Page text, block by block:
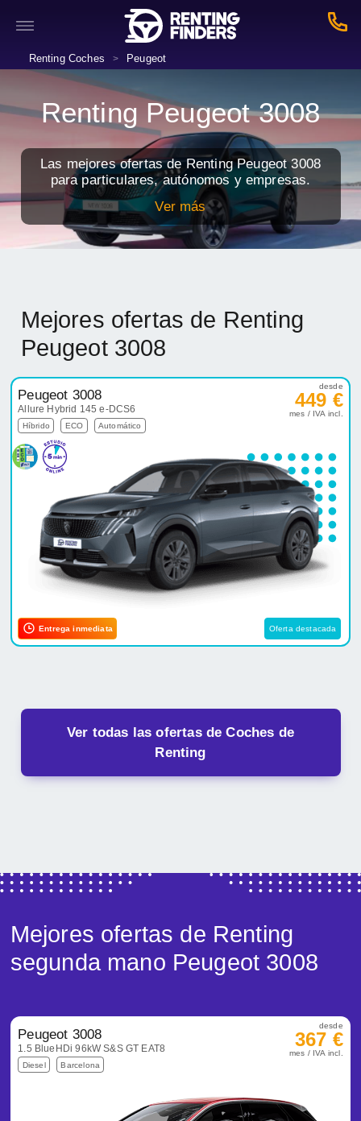
Renting Coches > Peugeot
Renting Peugeot 3008
Las mejores ofertas de Renting Peugeot 3008
para particulares, autónomos y empresas.
Ver más
Mejores ofertas de Renting
Peugeot 3008
Peugeot 3008
Allure Hybrid 145 e-DCS6
Híbrido ECO Automático
desde
449 €
mes / IVA incl.
Entrega inmediata Oferta destacada
Ver todas las ofertas de Coches de
Renting
Mejores ofertas de Renting
segunda mano Peugeot 3008
Peugeot 3008
1.5 BlueHDi 96kW S&S GT EAT8
Diesel Barcelona
desde
367 €
mes / IVA incl.